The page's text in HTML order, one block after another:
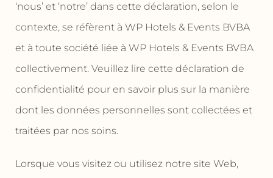
‘nous’ et ‘notre’ dans cette déclaration, selon le
contexte, se réfèrent à WP Hotels & Events BVBA
et à toute société liée à WP Hotels & Events BVBA
collectivement. Veuillez lire cette déclaration de
confidentialité pour en savoir plus sur la manière
dont les données personnelles sont collectées et
traitées par nos soins.
Lorsque vous visitez ou utilisez notre site Web,